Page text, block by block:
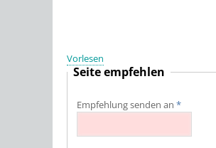
Vorlesen
Seite empfehlen
Empfehlung senden an *